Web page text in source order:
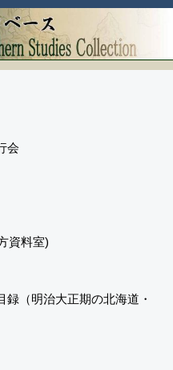
会
資料室)
録（明治大正期の北海道・